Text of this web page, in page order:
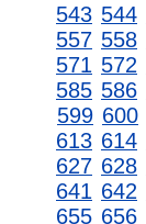
543 544
557 558
571 572
585 586
599 600
613 614
627 628
641 642
655 656